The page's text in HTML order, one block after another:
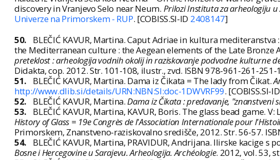
discovery in Vranjevo Selo near Neum. Prilozi Instituta za arheologiju u
Univerze na Primorskem - RUP. [COBISS.SI-ID 2408147]
50.
BLEČIĆ KAVUR, Martina. Caput Adriae in kultura
the Mediterranean culture : the Aegean elements of the Late Bronze
preteklost : arheologija vodnih okolij in raziskovanje podvodne kulturne
Didakta, cop. 2012. Str. 101-108, ilustr., zvd. ISBN 978-961-261-251-
51.
BLEČIĆ KAVUR, Martina. Dama iz Čikata = The lady from Čikat.
http://www.dlib.si/details/URN:NBN:SI:doc-1DWVRF99. [COBISS.SI-
52.
BLEČIĆ KAVUR, Martina.Dama iz Čikata : predavanje, "znanstveni
53.
BLEČIĆ KAVUR, Martina, KAVUR, Boris. The glass bead game. V:
History of Glass = 19e Congrès de l'Association Internationale pour
Primorskem, Znanstveno-raziskovalno središče, 2012. Str. 56-57.
54.
BLEČIĆ KAVUR, Martina, PRAVIDUR, Andrijana. Ilirske kacige
Bosne i Hercegovine u Sarajevu. Arheologija. Archéologie. 2012, vol. 53,